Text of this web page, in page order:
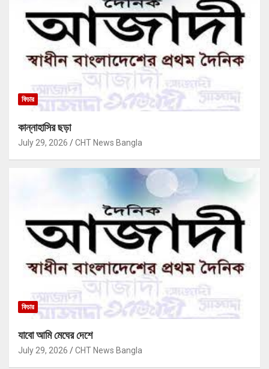
ফিচার
কান্নাহাসির ছড়া
July 29, 2026 CHT News Bangla
ফিচার
যাবো আমি মেঘের দেশে
July 29, 2026 CHT News Bangla